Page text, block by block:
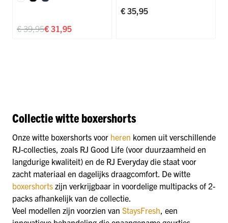
€ 31,95
€ 39,95
€ 35,95
Collectie witte boxershorts
Onze witte boxershorts voor heren komen uit verschillende
RJ-collecties, zoals RJ Good Life (voor duurzaamheid en
langdurige kwaliteit) en de RJ Everyday die staat voor
zacht materiaal en dagelijks draagcomfort. De witte
boxershorts zijn verkrijgbaar in voordelige multipacks of 2-
packs afhankelijk van de collectie.
Veel modellen zijn voorzien van StaysFresh, een